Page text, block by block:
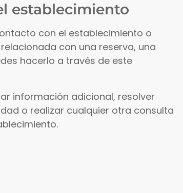
establecimiento
con el establecimiento o
con una reserva, una
hacerlo a través de este
información adicional, resolver
o realizar cualquier otra consulta